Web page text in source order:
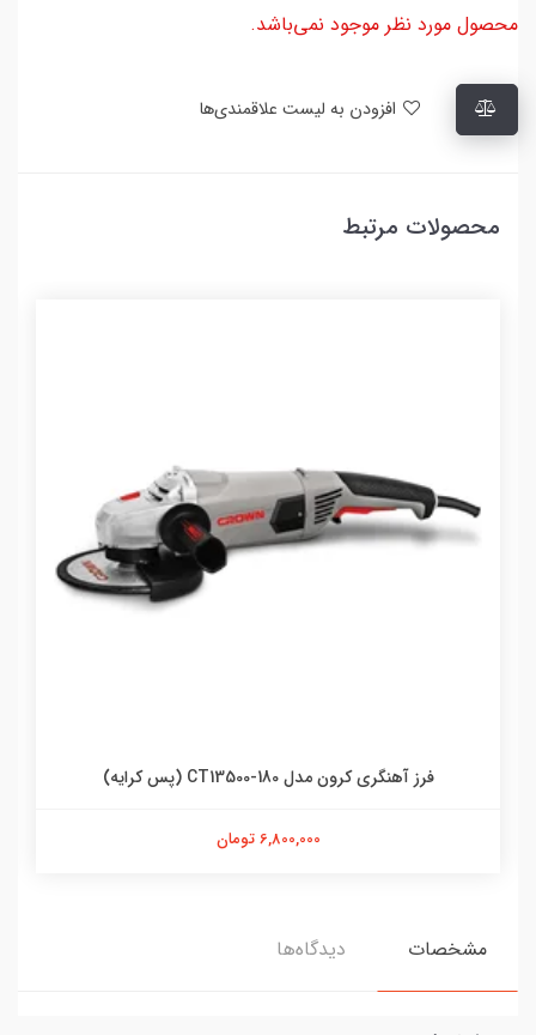
محصول مورد نظر موجود نمی‌باشد.
محصولات مرتبط
فرز آهنگری کرون مدل CT13500-180 (پس کرایه)
6,800,000 تومان
مشخصات دیدگاه‌ها